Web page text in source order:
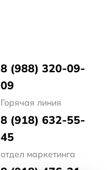
8 (988) 320-09-
09
Горячая линия
8 (918) 632-55-
45
отдел маркетинга